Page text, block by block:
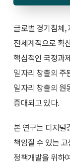
글로벌 경기침체,
전세계적으로 확
핵심적인 국정과
일자리 창출의 주
일자리 창출의 원
증대되고 있다.
본 연구는 디지털
책임질 수 있는
정책개발을 위하